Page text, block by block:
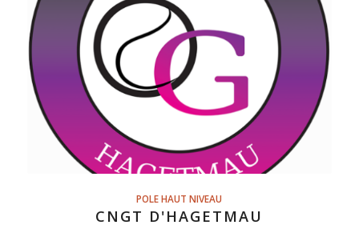
POLE HAUT NIVEAU
CNGT D'HAGETMAU